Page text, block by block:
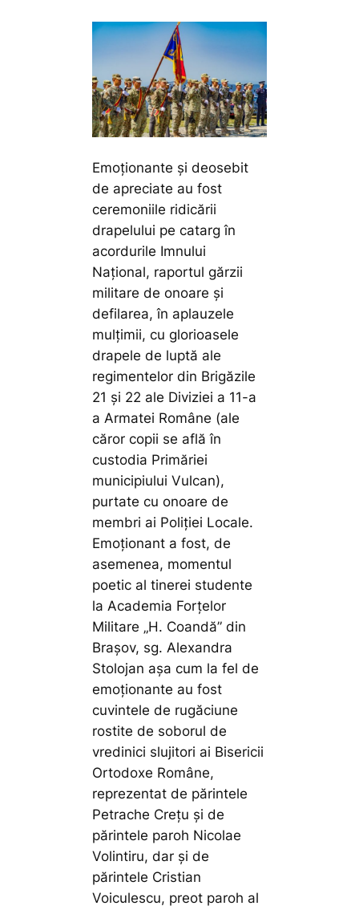
Emoționante și deosebit
de apreciate au fost
ceremoniile ridicării
drapelului pe catarg în
acordurile Imnului
Național, raportul gărzii
militare de onoare și
defilarea, în aplauzele
mulțimii, cu glorioasele
drapele de luptă ale
regimentelor din Brigăzile
21 și 22 ale Diviziei a 11-a
a Armatei Române (ale
căror copii se află în
custodia Primăriei
municipiului Vulcan),
purtate cu onoare de
membri ai Poliției Locale.
Emoționant a fost, de
asemenea, momentul
poetic al tinerei studente
la Academia Forțelor
Militare „H. Coandă” din
Brașov, sg. Alexandra
Stolojan așa cum la fel de
emoționante au fost
cuvintele de rugăciune
rostite de soborul de
vredinici slujitori ai Bisericii
Ortodoxe Române,
reprezentat de părintele
Petrache Crețu și de
părintele paroh Nicolae
Volintiru, dar și de
părintele Cristian
Voiculescu, preot paroh al